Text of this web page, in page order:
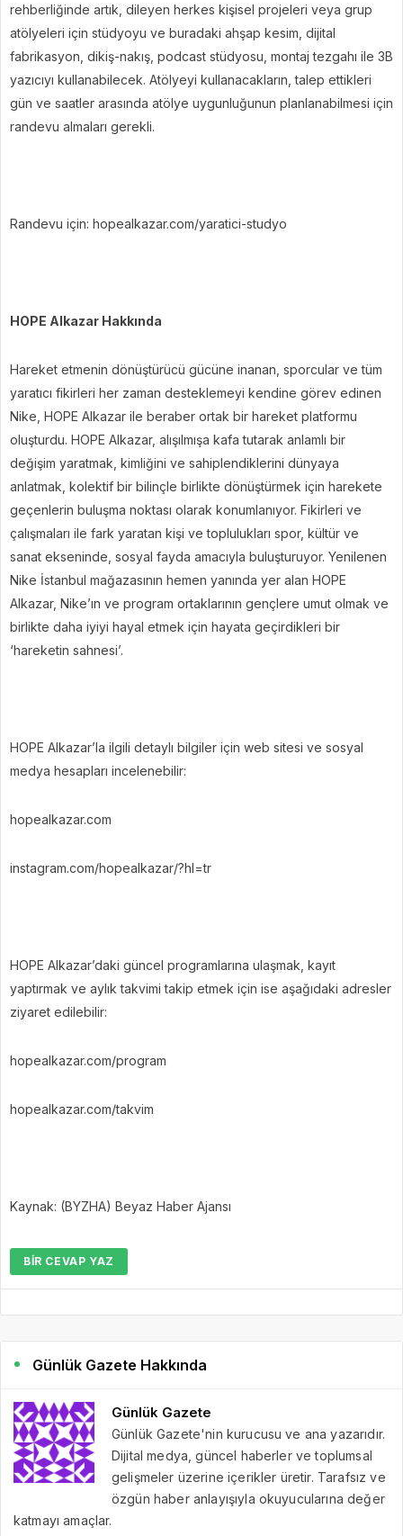
rehberliğinde artık, dileyen herkes kişisel projeleri veya grup
atölyeleri için stüdyoyu ve buradaki ahşap kesim, dijital
fabrikasyon, dikiş-nakış, podcast stüdyosu, montaj tezgahı ile 3B
yazıcıyı kullanabilecek. Atölyeyi kullanacakların, talep ettikleri
gün ve saatler arasında atölye uygunluğunun planlanabilmesi için
randevu almaları gerekli.
Randevu için: hopealkazar.com/yaratici-studyo
HOPE Alkazar Hakkında
Hareket etmenin dönüştürücü gücüne inanan, sporcular ve tüm
yaratıcı fikirleri her zaman desteklemeyi kendine görev edinen
Nike, HOPE Alkazar ile beraber ortak bir hareket platformu
oluşturdu. HOPE Alkazar, alışılmışa kafa tutarak anlamlı bir
değişim yaratmak, kimliğini ve sahiplendiklerini dünyaya
anlatmak, kolektif bir bilinçle birlikte dönüştürmek için harekete
geçenlerin buluşma noktası olarak konumlanıyor. Fikirleri ve
çalışmaları ile fark yaratan kişi ve toplulukları spor, kültür ve
sanat ekseninde, sosyal fayda amacıyla buluşturuyor. Yenilenen
Nike İstanbul mağazasının hemen yanında yer alan HOPE
Alkazar, Nike’ın ve program ortaklarının gençlere umut olmak ve
birlikte daha iyiyi hayal etmek için hayata geçirdikleri bir
‘hareketin sahnesi’.
HOPE Alkazar’la ilgili detaylı bilgiler için web sitesi ve sosyal
medya hesapları incelenebilir:
hopealkazar.com
instagram.com/hopealkazar/?hl=tr
HOPE Alkazar’daki güncel programlarına ulaşmak, kayıt
yaptırmak ve aylık takvimi takip etmek için ise aşağıdaki adresler
ziyaret edilebilir:
hopealkazar.com/program
hopealkazar.com/takvim
Kaynak: (BYZHA) Beyaz Haber Ajansı
BIR CEVAP YAZ
Günlük Gazete Hakkında
Günlük Gazete
Günlük Gazete'nin kurucusu ve ana yazarıdır.
Dijital medya, güncel haberler ve toplumsal
gelişmeler üzerine içerikler üretir. Tarafsız ve
özgün haber anlayışıyla okuyucularına değer
katmayı amaçlar.